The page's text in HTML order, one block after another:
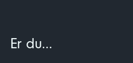
Er du…